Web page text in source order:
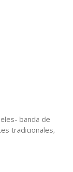
banda de
tradicionales,